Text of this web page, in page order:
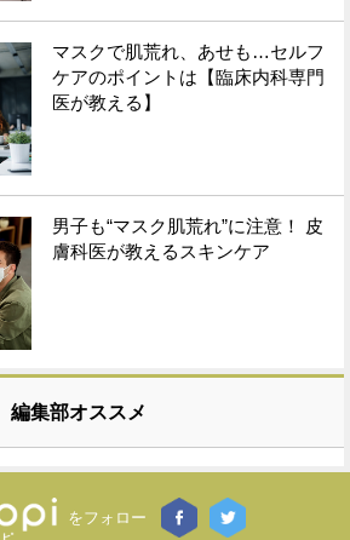
マスクで肌荒れ、あせも…セルフ
ケアのポイントは【臨床内科専門
医が教える】
男子も“マスク肌荒れ”に注意！ 皮
膚科医が教えるスキンケア
編集部オススメ
をフォロー